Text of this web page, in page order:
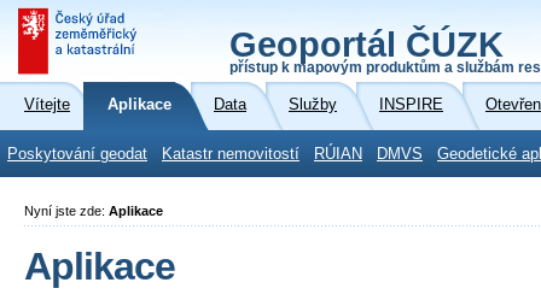
Geoportál ČÚZK
přístup k mapovým produktům a službám
Vítejte Aplikace Data Služby INSPIRE
Poskytování geodat Katastr nemovitostí RÚIAN DMVS Geodetické
Nyní jste zde: Aplikace
Aplikace